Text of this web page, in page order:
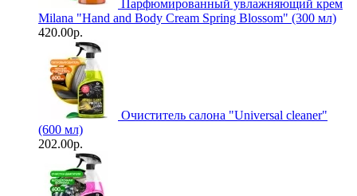
Парфюмированный увлажняющий крем
Milana "Hand and Body Cream Spring Blossom" (300 мл)
420.00р.
Очиститель салона "Universal сleaner"
(600 мл)
202.00р.